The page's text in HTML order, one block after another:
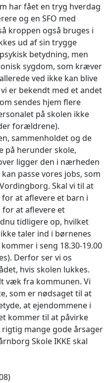
har fået en tryg hverdag
og en SFO med
kroppen også bruges i
ud af sin trygge
betydning, men
sygdom, som kræver
ved ikke kan blive
er bekendt med et andet
sendes hjem flere
på skolen ikke
forældrene).
sammenholdet og de
på herunder skole,
ligger den i nærheden
passe vores jobs, som
Skal vi til at
at aflevere et barn i
at aflevere et
tidligere op, hvilket
taler ind i børnenes
i seng 18.30-19.00
Derfor ser vi os
hvis skolen lukkes.
væk fra kommunen. Vi
som er nødsaget til at
at ejendommene i
kommer til at påvirke
mange gode årsager
Skole IKKE skal